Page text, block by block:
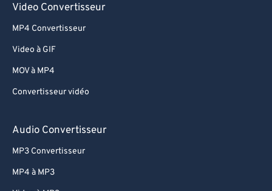
Video Convertisseur
MP4 Convertisseur
Video à GIF
MOV à MP4
Convertisseur vidéo
Audio Convertisseur
MP3 Convertisseur
MP4 à MP3